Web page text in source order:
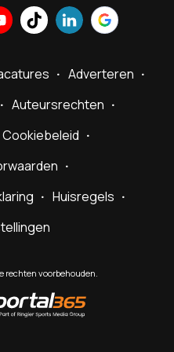
Adverteren
Auteursrechten
Cookiebeleid
Huisregels
rechten voorbehouden.